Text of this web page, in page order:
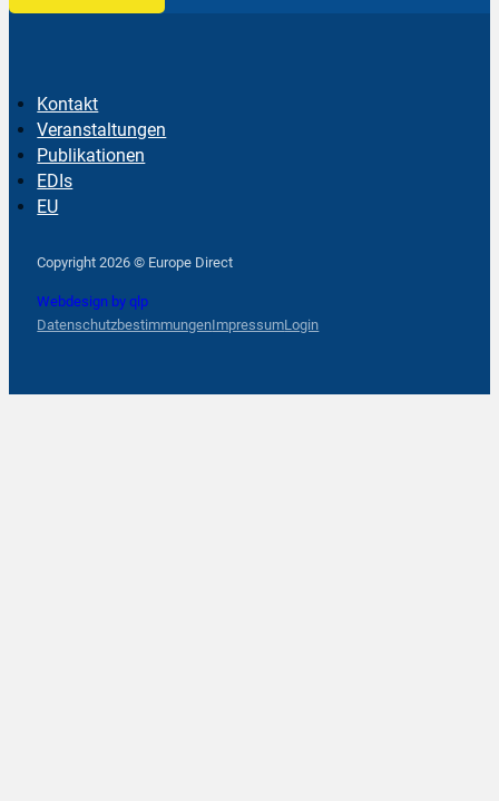
Kontakt
Veranstaltungen
Publikationen
EDIs
EU
Copyright 2026 © Europe Direct
Webdesign by qlp
DatenschutzbestimmungenImpressumLogin